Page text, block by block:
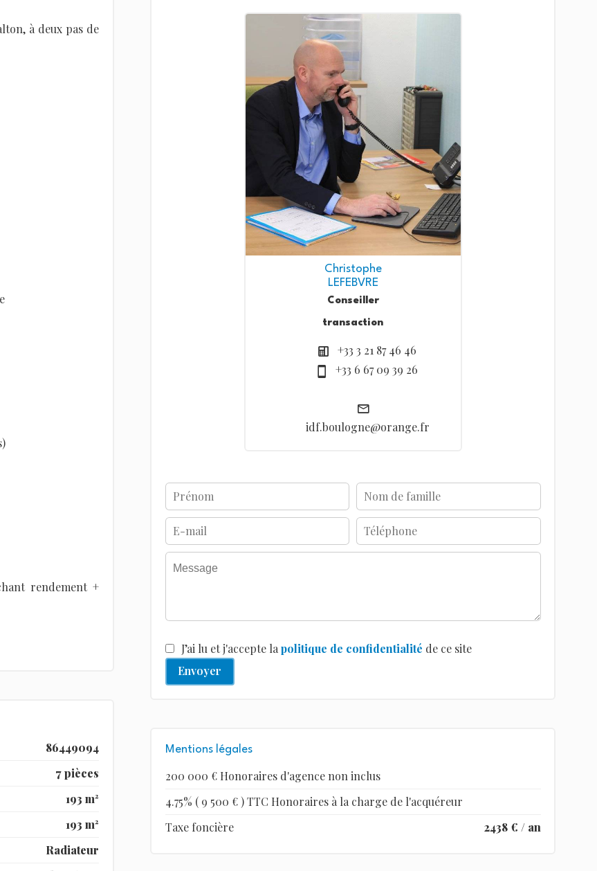
à deux pas de
rendement +
86449094
7 pièces
193 m²
193 m²
Radiateur
Christophe
LEFEBVRE
Conseiller
transaction
+33 3 21 87 46 46
+33 6 67 09 39 26
idf.boulogne@orange.fr
J’ai lu et j'accepte la politique de confidentialité de ce site
Envoyer
Mentions légales
200 000 € Honoraires d'agence non inclus
4.75% ( 9 500 € ) TTC Honoraires à la charge de l'acquéreur
Taxe foncière
2438 € / an